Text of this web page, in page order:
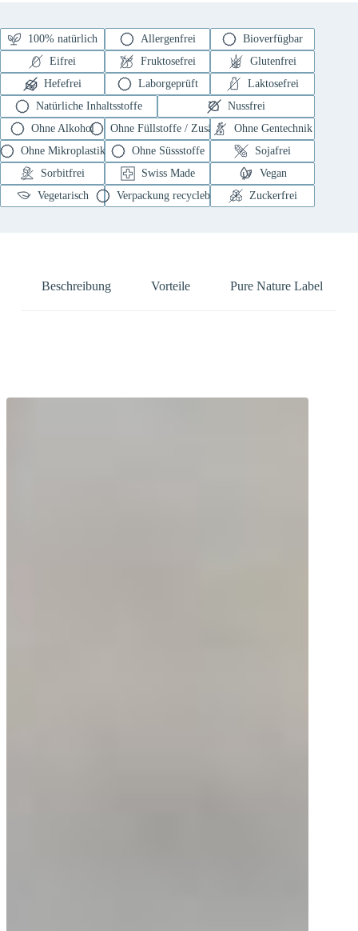
100% natürlich Allergenfrei
Bioverfügbar
Eifrei
Fruktosefrei
Glutenfrei
Hefefrei
Laborgeprüft
Laktosefrei
Natürliche Inhaltsstoffe
Nussfrei
Ohne Alkohol
Ohne Füllstoffe / Zusätze
Ohne Gentechnik
Ohne Mikroplastik
Ohne Süssstoffe
Sojafrei
Sorbitfrei
Swiss Made
Vegan
Vegetarisch
Verpackung recyclebar Zuckerfrei
Beschreibung Vorteile Pure Nature Label